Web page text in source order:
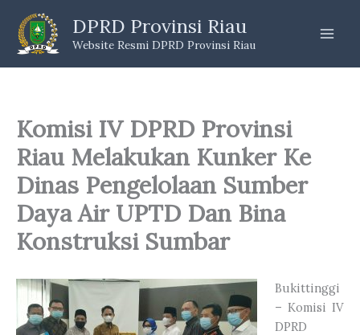
content
DPRD Provinsi Riau
Website Resmi DPRD Provinsi Riau
Komisi IV DPRD Provinsi
Riau Melakukan Kunker Ke
Dinas Pengelolaan Sumber
Daya Air UPTD Dan Bina
Konstruksi Sumbar
Bukittinggi
– Komisi IV
DPRD